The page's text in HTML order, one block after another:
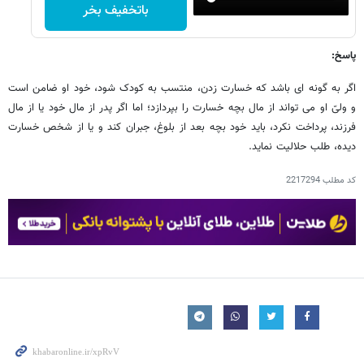
باتخفیف بخر
پاسخ:
اگر به گونه ای باشد که خسارت زدن، منتسب به کودک شود، خود او ضامن است
و ولیّ او می تواند از مال بچه خسارت را بپردازد؛ اما اگر پدر از مال خود یا از مال
فرزند، پرداخت نکرد، باید خود بچه بعد از بلوغ، جبران کند و یا از شخص خسارت
دیده، طلب حلالیت نماید.
کد مطلب2217294